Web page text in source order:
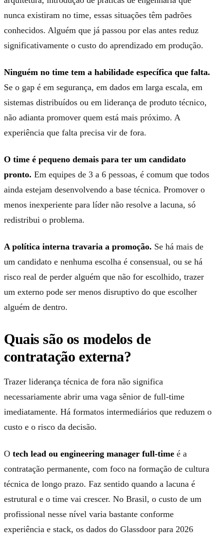
nunca existiram no time, essas situações têm padrões
conhecidos. Alguém que já passou por elas antes reduz
significativamente o custo do aprendizado em produção.
Ninguém no time tem a habilidade específica que falta.
Se o gap é em segurança, em dados em larga escala, em
sistemas distribuídos ou em liderança de produto técnico,
não adianta promover quem está mais próximo. A
experiência que falta precisa vir de fora.
O time é pequeno demais para ter um candidato
pronto. Em equipes de 3 a 6 pessoas, é comum que todos
ainda estejam desenvolvendo a base técnica. Promover o
menos inexperiente para líder não resolve a lacuna, só
redistribui o problema.
A política interna travaria a promoção. Se há mais de
um candidato e nenhuma escolha é consensual, ou se há
risco real de perder alguém que não for escolhido, trazer
um externo pode ser menos disruptivo do que escolher
alguém de dentro.
Quais são os modelos de
contratação externa?
Trazer liderança técnica de fora não significa
necessariamente abrir uma vaga sênior de full-time
imediatamente. Há formatos intermediários que reduzem o
custo e o risco da decisão.
O tech lead ou engineering manager full-time é a
contratação permanente, com foco na formação de cultura
técnica de longo prazo. Faz sentido quando a lacuna é
estrutural e o time vai crescer. No Brasil, o custo de um
profissional nesse nível varia bastante conforme
experiência e stack, os dados do Glassdoor para 2026